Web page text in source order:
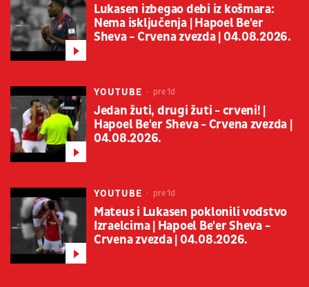
Lukasen izbegao debi iz košmara:
Nema isključenja | Hapoel Be'er
Sheva - Crvena zvezda | 04.08.2026.
YOUTUBE pre 1d
Jedan žuti, drugi žuti - crveni! |
Hapoel Be'er Sheva - Crvena zvezda |
04.08.2026.
YOUTUBE pre 1d
Mateus i Lukasen poklonili vođstvo
Izraelcima | Hapoel Be'er Sheva -
Crvena zvezda | 04.08.2026.